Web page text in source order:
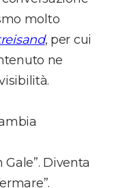
molto
, per cui
ne
Diventa